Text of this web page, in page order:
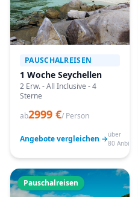
PAUSCHALREISEN
1 Woche Seychellen
2 Erw. - All Inclusive - 4
Sterne
ab2999 €/ Person
Angebote vergleichen →über
80 Anbieter
Pauschalreisen